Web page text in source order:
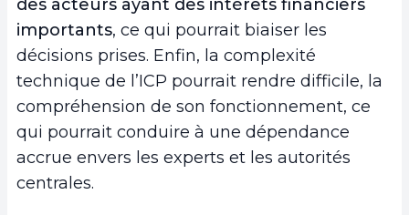
des acteurs ayant des intérêts financiers
importants, ce qui pourrait biaiser les
décisions prises. Enfin, la complexité
technique de l’ICP pourrait rendre difficile, la
compréhension de son fonctionnement, ce
qui pourrait conduire à une dépendance
accrue envers les experts et les autorités
centrales.